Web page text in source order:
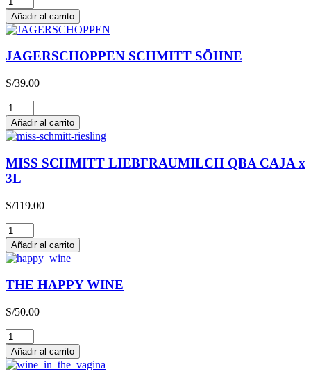
cantidad
Añadir al carrito
JAGERSCHOPPEN SCHMITT SÖHNE
S/39.00
JAGERSCHOPPEN
SCHMITT
SÖHNE
cantidad
Añadir al carrito
MISS SCHMITT LIEBFRAUMILCH QBA CAJA x
3L
S/119.00
MISS
SCHMITT
LIEBFRAUMILCH
QBA
CAJA
x
cantidad
Añadir al carrito
THE HAPPY WINE
S/50.00
THE
HAPPY
WINE
cantidad
Añadir al carrito